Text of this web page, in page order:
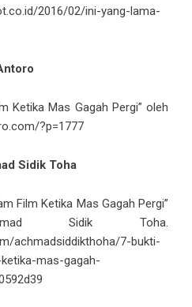
2016/02/ini-yang-lama-
Ketika Mas Gagah Pergi” oleh
?p=1777
Sidik Toha
Film Ketika Mas Gagah Pergi”
Sidik Toha.
achmadsiddikthoha/7-bukti-
mas-gagah-